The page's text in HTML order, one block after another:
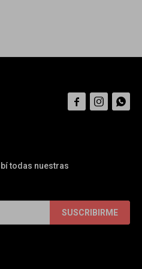
todas nuestras
SUSCRIBIRME
  